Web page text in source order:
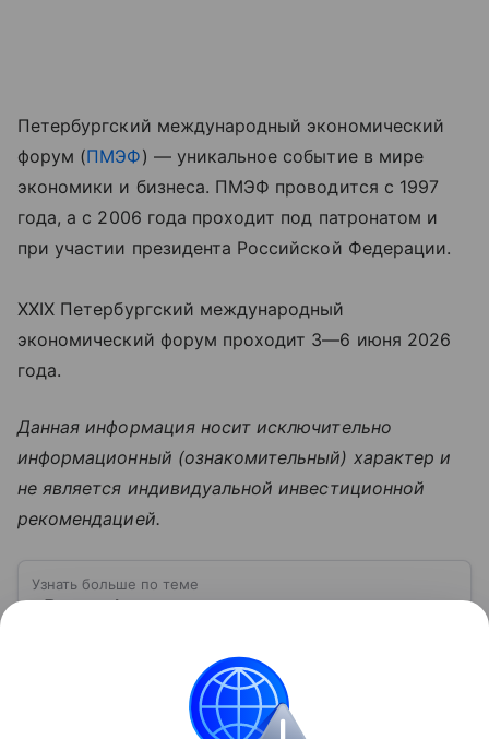
Петербургский международный экономический
форум (ПМЭФ) — уникальное событие в мире
экономики и бизнеса. ПМЭФ проводится с 1997
года, а с 2006 года проходит под патронатом и
при участии президента Российской Федерации.
XXIX Петербургский международный
экономический форум проходит 3—6 июня 2026
года.
Данная информация носит исключительно
информационный (ознакомительный) характер и
не является индивидуальной инвестиционной
рекомендацией.
Узнать больше по теме
«Роснефть»: чего достигла компания к
Входя в список крупнейших мировых добытчиков
нефти, компания «Роснефть» включена в перечень
стратегических предприятий страны. Собрали